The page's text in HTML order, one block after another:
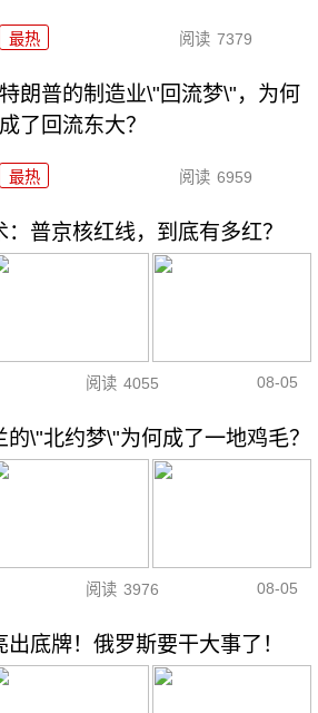
最热 阅读 7379
特朗普的制造业\"回流梦\"，为何
成了回流东大？
最热 阅读 6959
普京核红线，到底有多红？
阅读 4055 08-05
\"北约梦\"为何成了一地鸡毛？
阅读 3976 08-05
底牌！俄罗斯要干大事了！